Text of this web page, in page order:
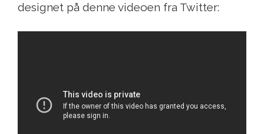
designet på denne videoen fra Twitter: